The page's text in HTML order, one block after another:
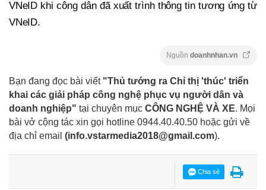
VNeID khi công dân đã xuất trình thông tin tương ứng từ
VNeID.
Nguồn doanhnhan.vn
Bạn đang đọc bài viết "Thủ tướng ra Chỉ thị 'thúc' triển
khai các giải pháp công nghệ phục vụ người dân và
doanh nghiệp" tại chuyên mục CÔNG NGHỆ VÀ XE. Mọi
bài vở cộng tác xin gọi hotline 0944.40.40.50 hoặc gửi về
địa chỉ email (info.vstarmedia2018@gmail.com).
Chia sẻ